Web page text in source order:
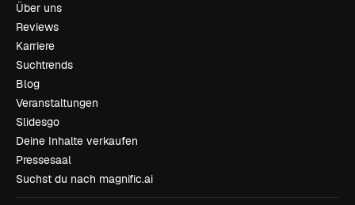
Über uns
Reviews
Karriere
Suchtrends
Blog
Veranstaltungen
Slidesgo
Deine Inhalte verkaufen
Pressesaal
Suchst du nach magnific.ai